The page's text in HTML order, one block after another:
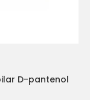
D-pantenol